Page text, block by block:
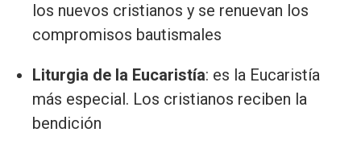
los nuevos cristianos y se renuevan los
compromisos bautismales
Liturgia de la Eucaristía: es la Eucaristía
más especial. Los cristianos reciben la
bendición